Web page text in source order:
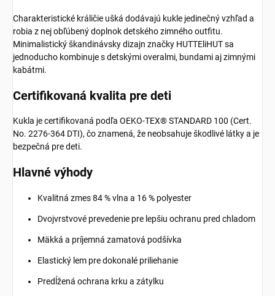
Charakteristické králičie ušká dodávajú kukle jedinečný vzhľad a
robia z nej obľúbený doplnok detského zimného outfitu.
Minimalistický škandinávsky dizajn značky HUTTEliHUT sa
jednoducho kombinuje s detskými overalmi, bundami aj zimnými
kabátmi.
Certifikovaná kvalita pre deti
Kukla je certifikovaná podľa OEKO-TEX® STANDARD 100 (Cert.
No. 2276-364 DTI), čo znamená, že neobsahuje škodlivé látky a je
bezpečná pre deti.
Hlavné výhody
Kvalitná zmes 84 % vlna a 16 % polyester
Dvojvrstvové prevedenie pre lepšiu ochranu pred chladom
Mäkká a príjemná zamatová podšívka
Elastický lem pre dokonalé priliehanie
Predĺžená ochrana krku a zátylku